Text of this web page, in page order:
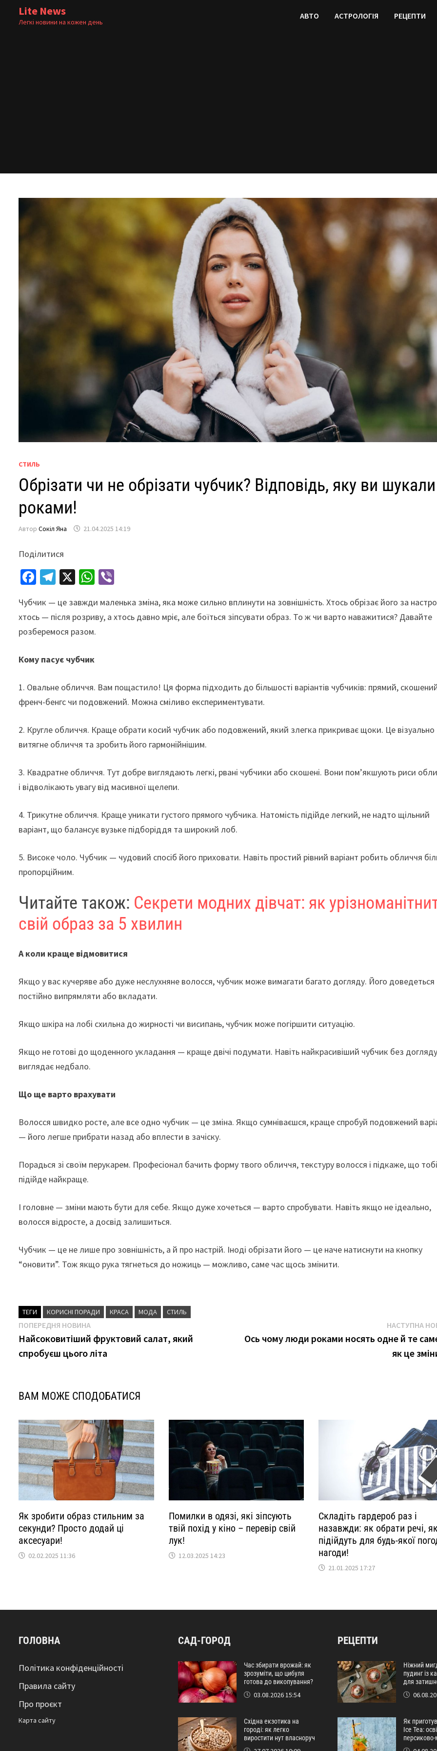
Lite News
Легкі новини на кожен день
АВТО АСТРОЛОГІЯ РЕЦЕПТИ
СТИЛЬ
Обрізати чи не обрізати чубчик? Відповідь, яку ви шукали
роками!
АвторСокіл Яна 21.04.2025 14:19
Поділитися
Fa
b
o
o
k
Te
gr
a
m
X
W
at
sA
p
er
Чубчик — це завжди маленька зміна, яка може сильно вплинути на зовнішність. Хтось обрізає його за
хтось — після розриву, а хтось давно мріє, але боїться зіпсувати образ. То ж чи варто наважитися? Давайте
розберемося разом.
Кому пасує чубчик
1. Овальне обличчя. Вам пощастило! Ця форма підходить до більшості варіантів чубчиків: прямий,
френч-бенгс чи подовжений. Можна сміливо експериментувати.
2. Кругле обличчя. Краще обрати косий чубчик або подовжений, який злегка прикриває щоки. Це візуально
витягне обличчя та зробить його гармонійнішим.
3. Квадратне обличчя. Тут добре виглядають легкі, рвані чубчики або скошені. Вони пом’якшують риси
і відволікають увагу від масивної щелепи.
4. Трикутне обличчя. Краще уникати густого прямого чубчика. Натомість підійде легкий, не надто щільний
варіант, що балансує вузьке підборіддя та широкий лоб.
5. Високе чоло. Чубчик — чудовий спосіб його приховати. Навіть простий рівний варіант робить обличчя
пропорційним.
Читайте також: Секрети модних дівчат: як
свій образ за 5 хвилин
А коли краще відмовитися
Якщо у вас кучеряве або дуже неслухняне волосся, чубчик може вимагати багато догляду. Його доведеться
постійно випрямляти або вкладати.
Якщо шкіра на лобі схильна до жирності чи висипань, чубчик може погіршити ситуацію.
Якщо не готові до щоденного укладання — краще двічі подумати. Навіть найкрасивіший чубчик без догляду
виглядає недбало.
Що ще варто врахувати
Волосся швидко росте, але все одно чубчик — це зміна. Якщо сумніваєшся, краще спробуй подовжений
— його легше прибрати назад або вплести в зачіску.
Порадься зі своїм перукарем. Професіонал бачить форму твого обличчя, текстуру волосся і підкаже, що тобі
підійде найкраще.
І головне — зміни мають бути для себе. Якщо дуже хочеться — варто спробувати. Навіть якщо не ідеально,
волосся відросте, а досвід залишиться.
Чубчик — це не лише про зовнішність, а й про настрій. Іноді обрізати його — це наче натиснути на кнопку
“оновити”. Тож якщо рука тягнеться до ножиць — можливо, саме час щось змінити.
ТЕГИ КОРИСНІ ПОРАДИ КРАСА МОДА СТИЛЬ
Навігація
записів
ПОПЕРЕДНЯ НОВИНАПопередня
новина
Найсоковитіший фруктовий салат, який
спробуєш цього літа
НАСТУПНА
Ось чому люди роками носять одне й те
як це
ВАМ МОЖЕ СПОДОБАТИСЯ
Як зробити образ стильним за
секунди? Просто додай ці
аксесуари!
02.02.2025 11:36
Помилки в одязі, які зіпсують
твій похід у кіно – перевір свій
лук!
12.03.2025 14:23
Складіть гардероб раз і
назавжди: як обрати речі,
підійдуть для будь-якої
нагоди!
21.01.2025 17:27
ГОЛОВНА
Політика конфіденційності
Правила сайту
Про проєкт
Карта сайтy
САД-ГОРОД
Час збирати врожай: як
зрозуміти, що цибуля
готова до викопування?
03.08.2026 15:54
Східна екзотика на
городі: як легко
виростити нут власноруч
РЕЦЕПТИ
Ніжний
пудинг із
для
Як
Ice Tea:
персиково-